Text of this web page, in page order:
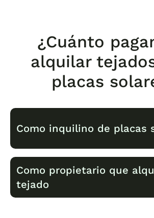
¿Cuánto
alquilar
placas
Como inquilino de placas
El coste mensual del alquiler de
placas solares varía según varios
clave: el tamaño de la
Como propietario que
tejado